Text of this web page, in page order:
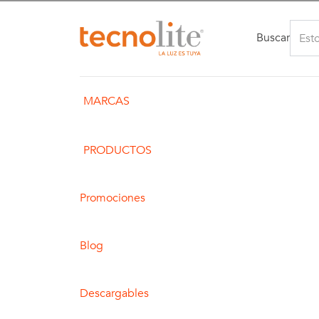
Buscar
MARCAS
PRODUCTOS
Promociones
Blog
Descargables